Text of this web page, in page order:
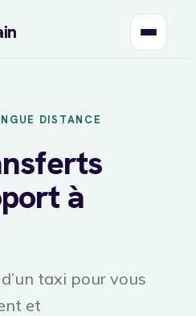
DISTANCE
à
taxi pour vous
et